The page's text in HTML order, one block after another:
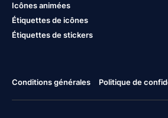
Icônes animées
Étiquettes de icônes
Étiquettes de stickers
Conditions générales Politique de